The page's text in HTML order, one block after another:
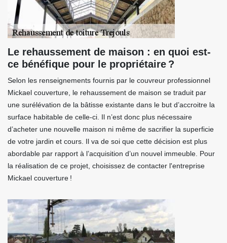
Le rehaussement de maison : en quoi est-
ce bénéfique pour le propriétaire ?
Selon les renseignements fournis par le couvreur professionnel
Mickael couverture, le rehaussement de maison se traduit par
une surélévation de la bâtisse existante dans le but d’accroitre la
surface habitable de celle-ci. Il n’est donc plus nécessaire
d’acheter une nouvelle maison ni même de sacrifier la superficie
de votre jardin et cours. Il va de soi que cette décision est plus
abordable par rapport à l’acquisition d’un nouvel immeuble. Pour
la réalisation de ce projet, choisissez de contacter l'entreprise
Mickael couverture !